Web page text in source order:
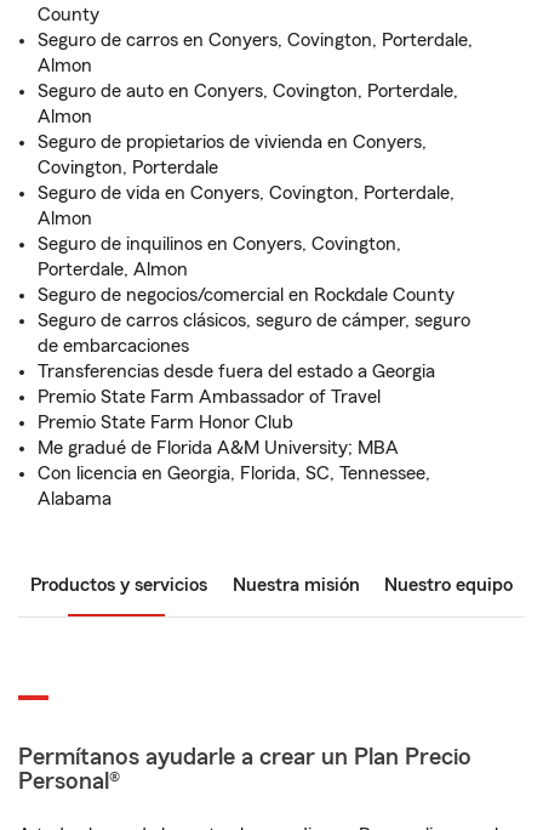
County
Seguro de carros en Conyers, Covington, Porterdale,
Almon
Seguro de auto en Conyers, Covington, Porterdale,
Almon
Seguro de propietarios de vivienda en Conyers,
Covington, Porterdale
Seguro de vida en Conyers, Covington, Porterdale,
Almon
Seguro de inquilinos en Conyers, Covington,
Porterdale, Almon
Seguro de negocios/comercial en Rockdale County
Seguro de carros clásicos, seguro de cámper, seguro
de embarcaciones
Transferencias desde fuera del estado a Georgia
Premio State Farm Ambassador of Travel
Premio State Farm Honor Club
Me gradué de Florida A&M University; MBA
Con licencia en Georgia, Florida, SC, Tennessee,
Alabama
Productos y servicios Nuestra misión Nuestro equipo
Permítanos ayudarle a crear un Plan Precio
Personal®